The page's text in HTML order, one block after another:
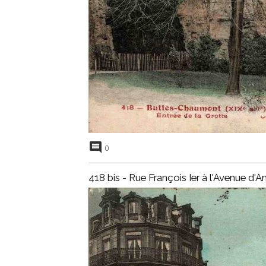
0
418 bis - Rue François Ier à l'Avenue